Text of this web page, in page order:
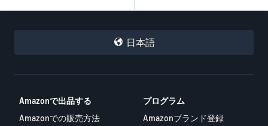
日本語
Amazonで出品する
Amazonでの販売方法
プログラム
Amazonブランド登録